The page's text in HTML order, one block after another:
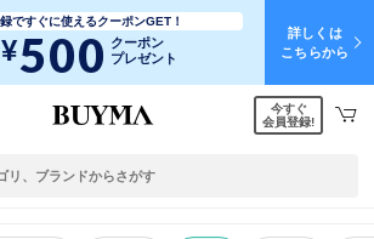
ですぐに使えるクーポンGET！
¥500 クーポン
プレゼント
詳しくは
こちらから
今すぐ
会員登録!